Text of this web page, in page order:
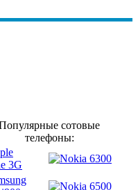
сотовые
телефоны: